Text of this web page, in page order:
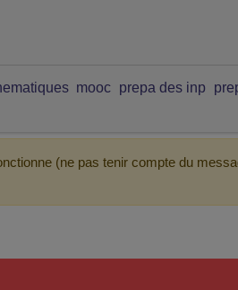
mooc prepa des inp
(ne pas tenir compte du